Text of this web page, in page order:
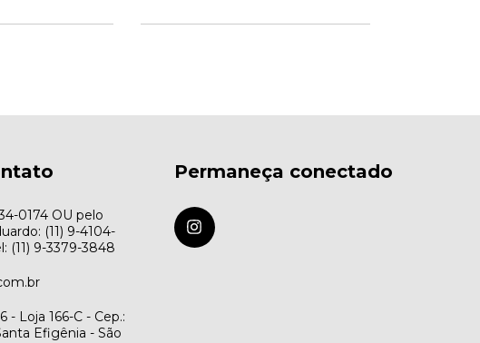
0174 OU pelo
(11) 9-4104-
(11) 9-3379-3848
- Loja 166-C - Cep.:
Efigênia - São
Permaneça conectado